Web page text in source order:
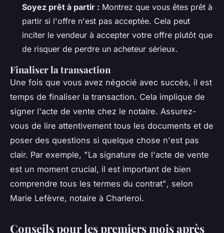
Soyez prêt à partir : Montrez que vous êtes prêt à
partir si l'offre n'est pas acceptée. Cela peut
inciter le vendeur à accepter votre offre plutôt que
de risquer de perdre un acheteur sérieux.
Finaliser la transaction
Une fois que vous avez négocié avec succès, il est
temps de finaliser la transaction. Cela implique de
signer l'acte de vente chez le notaire. Assurez-
vous de lire attentivement tous les documents et de
poser des questions si quelque chose n'est pas
clair. Par exemple, "La signature de l'acte de vente
est un moment crucial, il est important de bien
comprendre tous les termes du contrat", selon
Marie Lefèvre, notaire à Charleroi.
Conseils pour les premiers mois après